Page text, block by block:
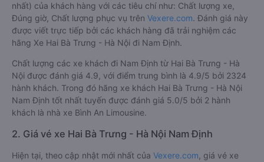
nhất) của khách hàng với các tiêu chí như: Chất lượng xe,
Đúng giờ, Chất lượng phục vụ trên Vexere.com. Đánh giá này
được viết trực tiếp bởi các khách hàng đã trải nghiệm các
hãng Xe Hai Bà Trưng - Hà Nội đi Nam Định.
Chất lượng các xe khách đi Nam Định từ Hai Bà Trưng - Hà
Nội được đánh giá 4.9, với điểm trung bình là 4.9/5 bởi 2324
hành khách. Trong đó hãng xe khách Hai Bà Trưng - Hà Nội
Nam Định tốt nhất tuyến được đánh giá 5.0/5 bởi 2 hành
khách là nhà xe Bình An Limousine.
2. Giá vé xe Hai Bà Trưng - Hà Nội Nam Định
Hiện tại, theo cập nhật mới nhất của Vexere.com , giá vé xe